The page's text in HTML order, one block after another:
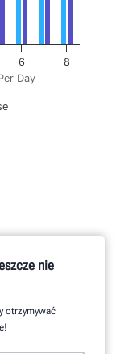
Day
6 8
nie
otrzymywać